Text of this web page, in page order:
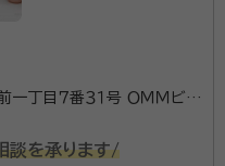
するなど、日々研鑽を
番３１号 ＯＭＭビル
談を承ります/